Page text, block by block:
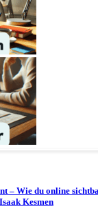
– Wie du online
Kesmen